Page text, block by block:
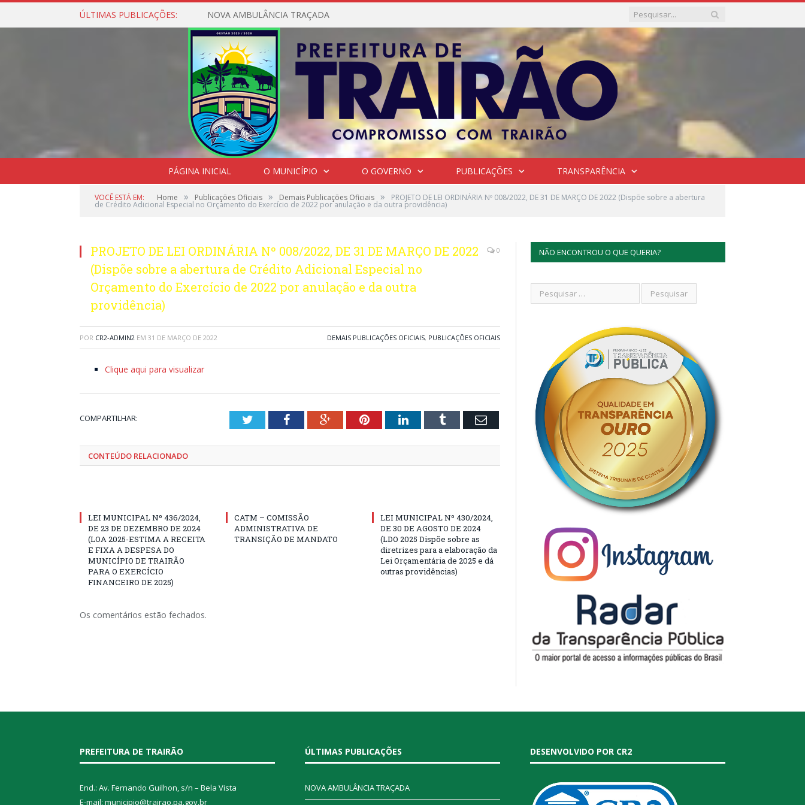
ÚLTIMAS PUBLICAÇÕES: NOVA AMBULÂNCIA TRAÇADA
PÁGINA INICIAL O MUNICÍPIO O GOVERNO PUBLICAÇÕES TRANSPARÊNCIA
VOCÊ ESTÁ EM: Home » Publicações Oficiais » Demais Publicações Oficiais » PROJETO DE LEI ORDINÁRIA Nº 008/2022, DE 31 DE MARÇO DE 2022 (Dispõe sobre a abertura
de Crédito Adicional Especial no Orçamento do Exercício de 2022 por anulação e da outra providência)
PROJETO DE LEI ORDINÁRIA Nº 008/2022, DE 31 DE MARÇO DE 2022
(Dispõe sobre a abertura de Crédito Adicional Especial no
Orçamento do Exercício de 2022 por anulação e da outra
providência)
0
POR CR2-ADMIN2 EM 31 DE MARÇO DE 2022 DEMAIS PUBLICAÇÕES OFICIAIS, PUBLICAÇÕES OFICIAIS
Clique aqui para visualizar
COMPARTILHAR: TwitterFacebookGoogle+PinterestLinkedInTumblr Email
CONTEÚDO RELACIONADO
LEI MUNICIPAL Nº 436/2024,
DE 23 DE DEZEMBRO DE 2024
(LOA 2025-ESTIMA A RECEITA
E FIXA A DESPESA DO
MUNICÍPIO DE TRAIRÃO
PARA O EXERCÍCIO
FINANCEIRO DE 2025)
CATM – COMISSÃO
ADMINISTRATIVA DE
TRANSIÇÃO DE MANDATO
LEI MUNICIPAL Nº 430/2024,
DE 30 DE AGOSTO DE 2024
(LDO 2025 Dispõe sobre as
diretrizes para a elaboração da
Lei Orçamentária de 2025 e dá
outras providências)
Os comentários estão fechados.
NÃO ENCONTROU O QUE QUERIA?
PREFEITURA DE TRAIRÃO
End.: Av. Fernando Guilhon, s/n – Bela Vista
E-mail: municipio@trairao.pa.gov.br
ÚLTIMAS PUBLICAÇÕES
NOVA AMBULÂNCIA TRAÇADA
DESENVOLVIDO POR CR2